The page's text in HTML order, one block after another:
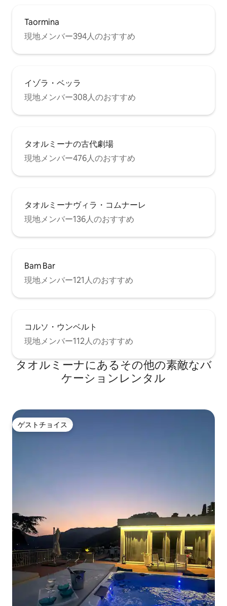
Taormina
現地メンバー394人のおすすめ
イゾラ・ベッラ
現地メンバー308人のおすすめ
タオルミーナの古代劇場
現地メンバー476人のおすすめ
タオルミーナヴィラ・コムナーレ
現地メンバー136人のおすすめ
Bam Bar
現地メンバー121人のおすすめ
コルソ・ウンベルト
現地メンバー112人のおすすめ
タオルミーナにあるその他の素敵なバ
ケーションレンタル
ゲストチョイス
ゲストチョイス